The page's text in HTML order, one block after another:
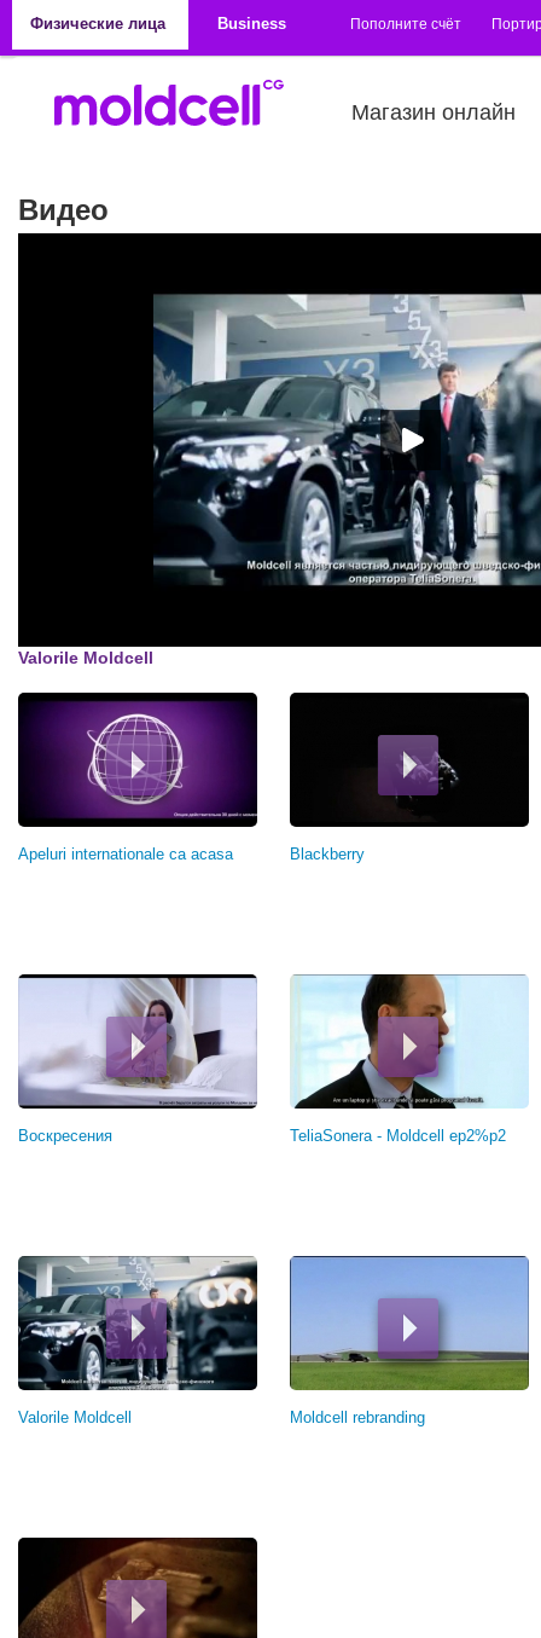
Физические лица
Business Пополните счёт
Магазин онлайн
Видео
Valorile Moldcell
Apeluri internationale ca acasa Blackberry
Воскресения TeliaSonera - Moldcell ep2%p2
Valorile Moldcell Moldcell rebranding
Страницы